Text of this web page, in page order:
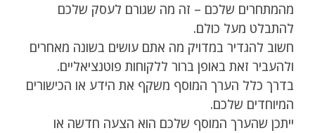
מהמתחרים שלכם – זה מה שגורם לעסק שלכם
להתבלט מעל כולם.
חשוב להגדיר במדויק מה אתם עושים בשונה מאחרים
ולהעביר זאת באופן ברור ללקוחות פוטנציאליים.
בדרך כלל הערך המוסף משקף את הידע או הכישורים
המיוחדים שלכם.
ייתכן שהערך המוסף שלכם הוא הצעה חדשה או